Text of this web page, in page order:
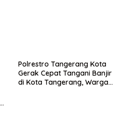
Polrestro Tangerang Kota
Gerak Cepat Tangani Banjir
di Kota Tangerang, Warga